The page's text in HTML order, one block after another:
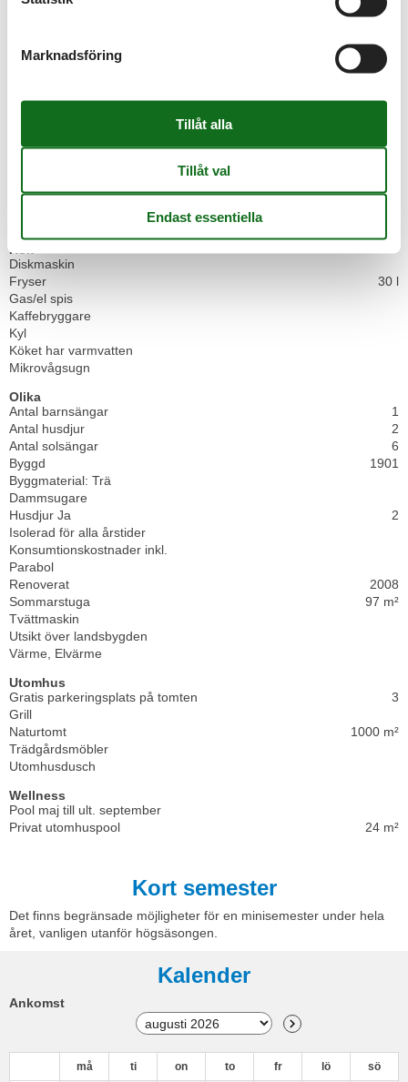
Närmaste bostad
100 m
Närmsta stad
12 km
Inomhus
Kök
Diskmaskin
Fryser
30 l
Gas/el spis
Kaffebryggare
Kyl
Köket har varmvatten
Mikrovågsugn
Olika
Antal barnsängar
1
Antal husdjur
2
Antal solsängar
6
Byggd
1901
Byggmaterial: Trä
Dammsugare
Husdjur Ja
2
Isolerad för alla årstider
Konsumtionskostnader inkl.
Parabol
Renoverat
2008
Sommarstuga
97 m²
Tvättmaskin
Utsikt över landsbygden
Värme, Elvärme
Utomhus
Gratis parkeringsplats på tomten
3
Grill
Naturtomt
1000 m²
Trädgårdsmöbler
Utomhusdusch
Wellness
Pool maj till ult. september
Privat utomhuspool
24 m²
Kort semester
Det finns begränsade möjligheter för en minisemester under hela
året, vanligen utanför högsäsongen.
Kalender
Ankomst
må ti on to fr lö sö
Marknadsföring